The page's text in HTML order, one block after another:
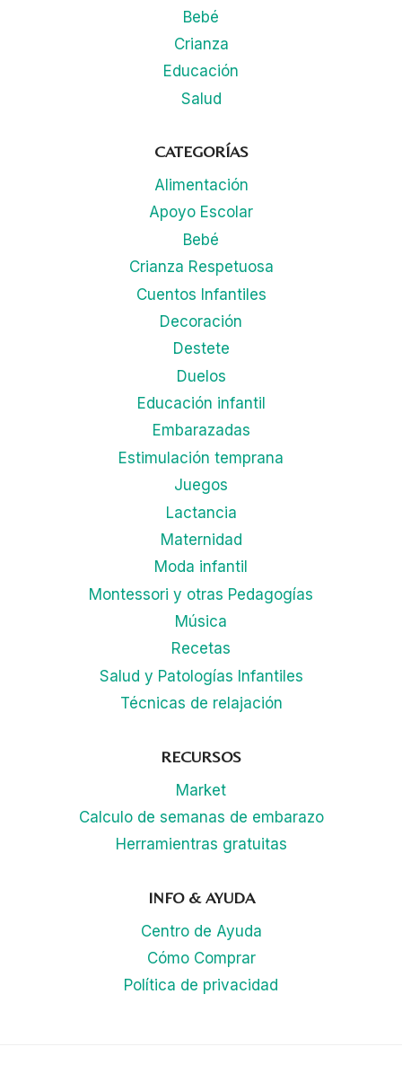
Bebé
Crianza
Educación
Salud
CATEGORÍAS
Alimentación
Apoyo Escolar
Bebé
Crianza Respetuosa
Cuentos Infantiles
Decoración
Destete
Duelos
Educación infantil
Embarazadas
Estimulación temprana
Juegos
Lactancia
Maternidad
Moda infantil
Montessori y otras Pedagogías
Música
Recetas
Salud y Patologías Infantiles
Técnicas de relajación
RECURSOS
Market
Calculo de semanas de embarazo
Herramientras gratuitas
INFO & AYUDA
Centro de Ayuda
Cómo Comprar
Política de privacidad